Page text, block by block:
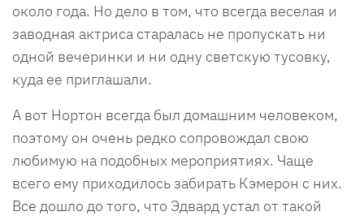
около года. Но дело в том, что всегда веселая и
заводная актриса старалась не пропускать ни
одной вечеринки и ни одну светскую тусовку,
куда ее приглашали.
А вот Нортон всегда был домашним человеком,
поэтому он очень редко сопровождал свою
любимую на подобных мероприятиях. Чаще
всего ему приходилось забирать Кэмерон с них.
Все дошло до того, что Эдвард устал от такой